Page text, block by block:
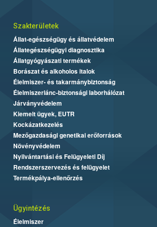
Szakterületek
Állat-egészségügy és állatvédelem
Állategészségügyi diagnosztika
Állatgyógyászati termékek
Borászat és alkoholos italok
Élelmiszer- és takarmánybiztonság
Élelmiszerlánc-biztonsági laborhálózat
Járványvédelem
Kiemelt ügyek, EUTR
Kockázatkezelés
Mezőgazdasági genetikai erőforrások
Növényvédelem
Nyilvántartási és Felügyeleti Díj
Rendszerszervezés és felügyelet
Termékpálya-ellenőrzés
Ügyintézés
Élelmiszer